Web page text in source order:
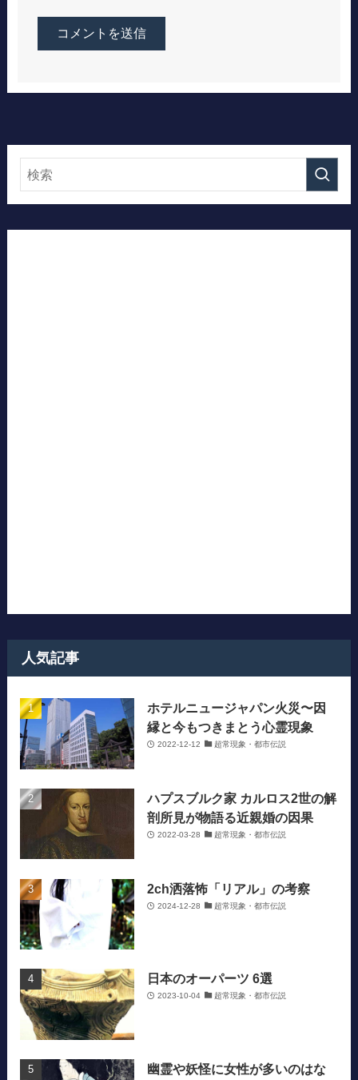
人気記事
ホテルニュージャパン火災〜因
縁と今もつきまとう心霊現象
2022-12-12 超常現象・都市伝説
ハプスブルク家 カルロス2世の解
剖所見が物語る近親婚の因果
2022-03-28 超常現象・都市伝説
2ch洒落怖「リアル」の考察
2024-12-28 超常現象・都市伝説
日本のオーパーツ 6選
2023-10-04 超常現象・都市伝説
幽霊や妖怪に女性が多いのはな